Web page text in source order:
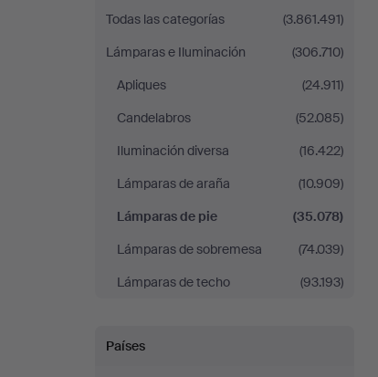
de
pie
Todas las categorías
(3.861.491)
Lámparas e Iluminación
(306.710)
Apliques
(24.911)
Candelabros
(52.085)
Iluminación diversa
(16.422)
Lámparas de araña
(10.909)
Lámparas de pie
(35.078)
Lámparas de sobremesa
(74.039)
Lámparas de techo
(93.193)
Países